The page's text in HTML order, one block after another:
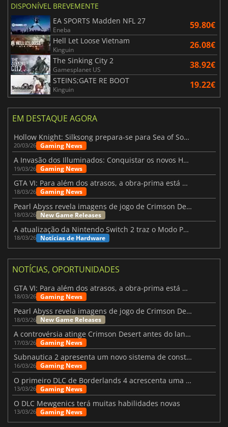
DISPONÍVEL BREVEMENTE
EA SPORTS Madden NFL 27
Eneba 59.80€
Hell Let Loose Vietnam
Kinguin 26.08€
The Sinking City 2
Gamesplanet US 38.92€
STEINS;GATE RE BOOT
Kinguin 19.22€
EM DESTAQUE AGORA
Hollow Knight: Silksong prepara-se para Sea of Sorrow com um patch
20/03/26 Gaming News
A Invasão dos Illuminados: Conquistar os novos Helldivers 2 Atualização!
19/03/26 Gaming News
GTA VI: Para além dos atrasos, a obra-prima está quase a chegar
18/03/26 Gaming News
Pearl Abyss revela imagens de jogo de Crimson Desert para a PS5
18/03/26 New Game Releases
A atualização da Nintendo Switch 2 traz o Modo Portátil aos jogos mais antigos da Switch
18/03/26 Notícias de Hardware
NOTÍCIAS, OPORTUNIDADES
GTA VI: Para além dos atrasos, a obra-prima está quase a chegar
18/03/26 Gaming News
Pearl Abyss revela imagens de jogo de Crimson Desert para a PS5
18/03/26 New Game Releases
A controvérsia atinge Crimson Desert antes do lançamento
17/03/26 Gaming News
Subnautica 2 apresenta um novo sistema de construção de bases
16/03/26 Gaming News
O primeiro DLC de Borderlands 4 acrescenta uma nova personagem e muito mais
13/03/26 Gaming News
O DLC Mewgenics terá muitas habilidades novas
13/03/26 Gaming News